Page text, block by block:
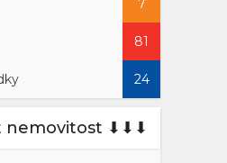
81
24
nemovitost ⬇︎⬇︎⬇︎